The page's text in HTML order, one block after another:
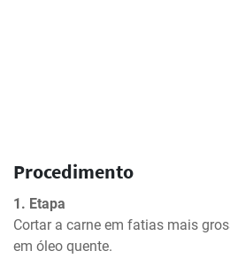
Procedimento
1. Etapa
Cortar a carne em fatias mais
em óleo quente.